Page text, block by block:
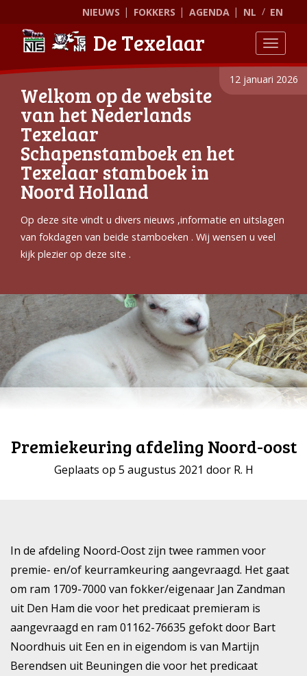
NIEUWS FOKKERS AGENDA NL EN
De Texelaar
12 januari 2026
Welkom op de website
van het Nederlands
Texelaar
Schapenstamboek en het
Texelaar stamboek in
Noord Holland
Op deze site vindt u divers nieuws ,informatie en uitslagen
van fokdagen van beide stamboeken . Wij wensen u veel
kijk plezier op deze site .
Premiekeuring afdeling Noord-oost
Geplaats op 5 augustus 2021 door R. H
In de afdeling Noord-Oost zijn twee rammen voor
premie- en/of keurramkeuring aangevraagd. Het gaat
om ram 1709-7000 van fokker/eigenaar Jan Zandman
uit Den Ham die voor het predicaat premieram is
aangevraagd en ram 01162-76635 gefokt door Bart
Noordhuis uit Een en in eigendom is van Martijn
Berendsen uit Beuningen die voor het predicaat